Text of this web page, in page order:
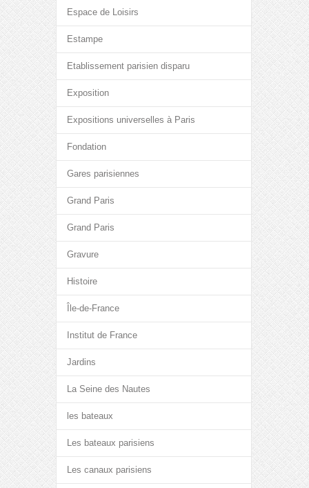
Espace de Loisirs
Estampe
Etablissement parisien disparu
Exposition
Expositions universelles à Paris
Fondation
Gares parisiennes
Grand Paris
Grand Paris
Gravure
Histoire
Île-de-France
Institut de France
Jardins
La Seine des Nautes
les bateaux
Les bateaux parisiens
Les canaux parisiens